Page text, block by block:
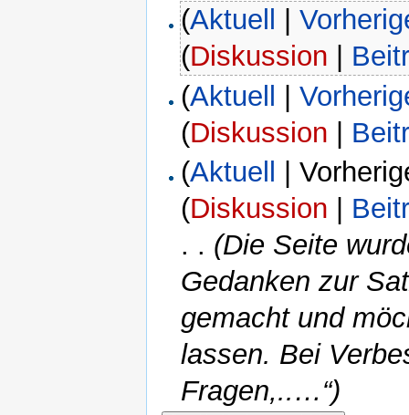
(Aktuell |
(Diskussion
(Aktuell |
(Diskussion |
(Aktuell
|
(Diskussion
. . (Die Seite
Gedanken zur
gemacht und
lassen. Bei
Fragen,..…“)